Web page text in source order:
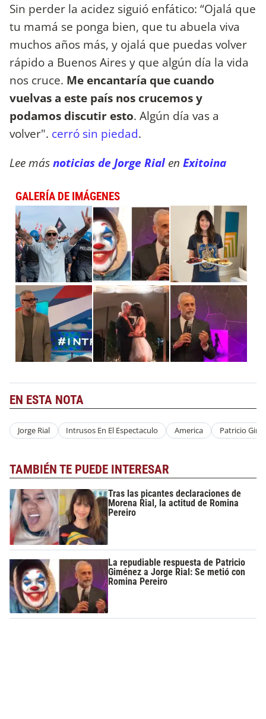
Sin perder la acidez siguió enfático: “Ojalá que
tu mamá se ponga bien, que tu abuela viva
muchos años más, y ojalá que puedas volver
rápido a Buenos Aires y que algún día la vida
nos cruce. Me encantaría que cuando
vuelvas a este país nos crucemos y
podamos discutir esto. Algún día vas a
volver". cerró sin piedad.
Lee másnoticias de Jorge Rial en Exitoina
GALERÍA DE IMÁGENES
EN ESTA NOTA
Jorge Rial Intrusos En El Espectaculo America Patricio
TAMBIÉN TE PUEDE INTERESAR
Tras las picantes declaraciones de
Morena Rial, la actitud de Romina
Pereiro
La repudiable respuesta de Patricio
Giménez a Jorge Rial: Se metió con
Romina Pereiro